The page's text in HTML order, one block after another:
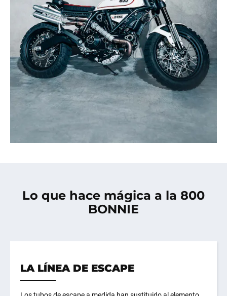
Lo que hace mágica a la 800
BONNIE
LA LÍNEA DE ESCAPE